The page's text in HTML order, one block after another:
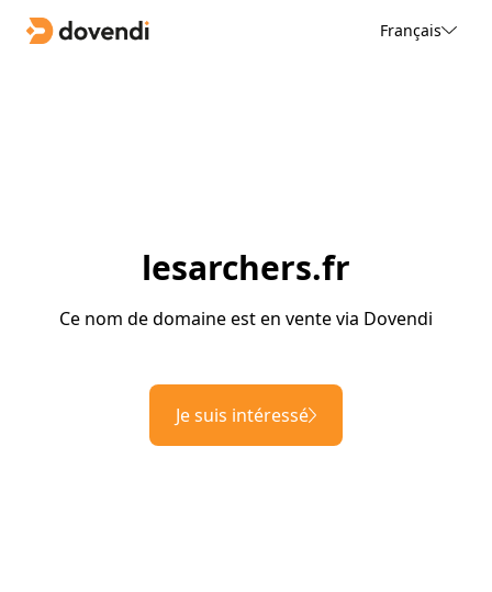
Français
lesarchers.fr
Ce nom de domaine est en vente via Dovendi
Je suis intéressé